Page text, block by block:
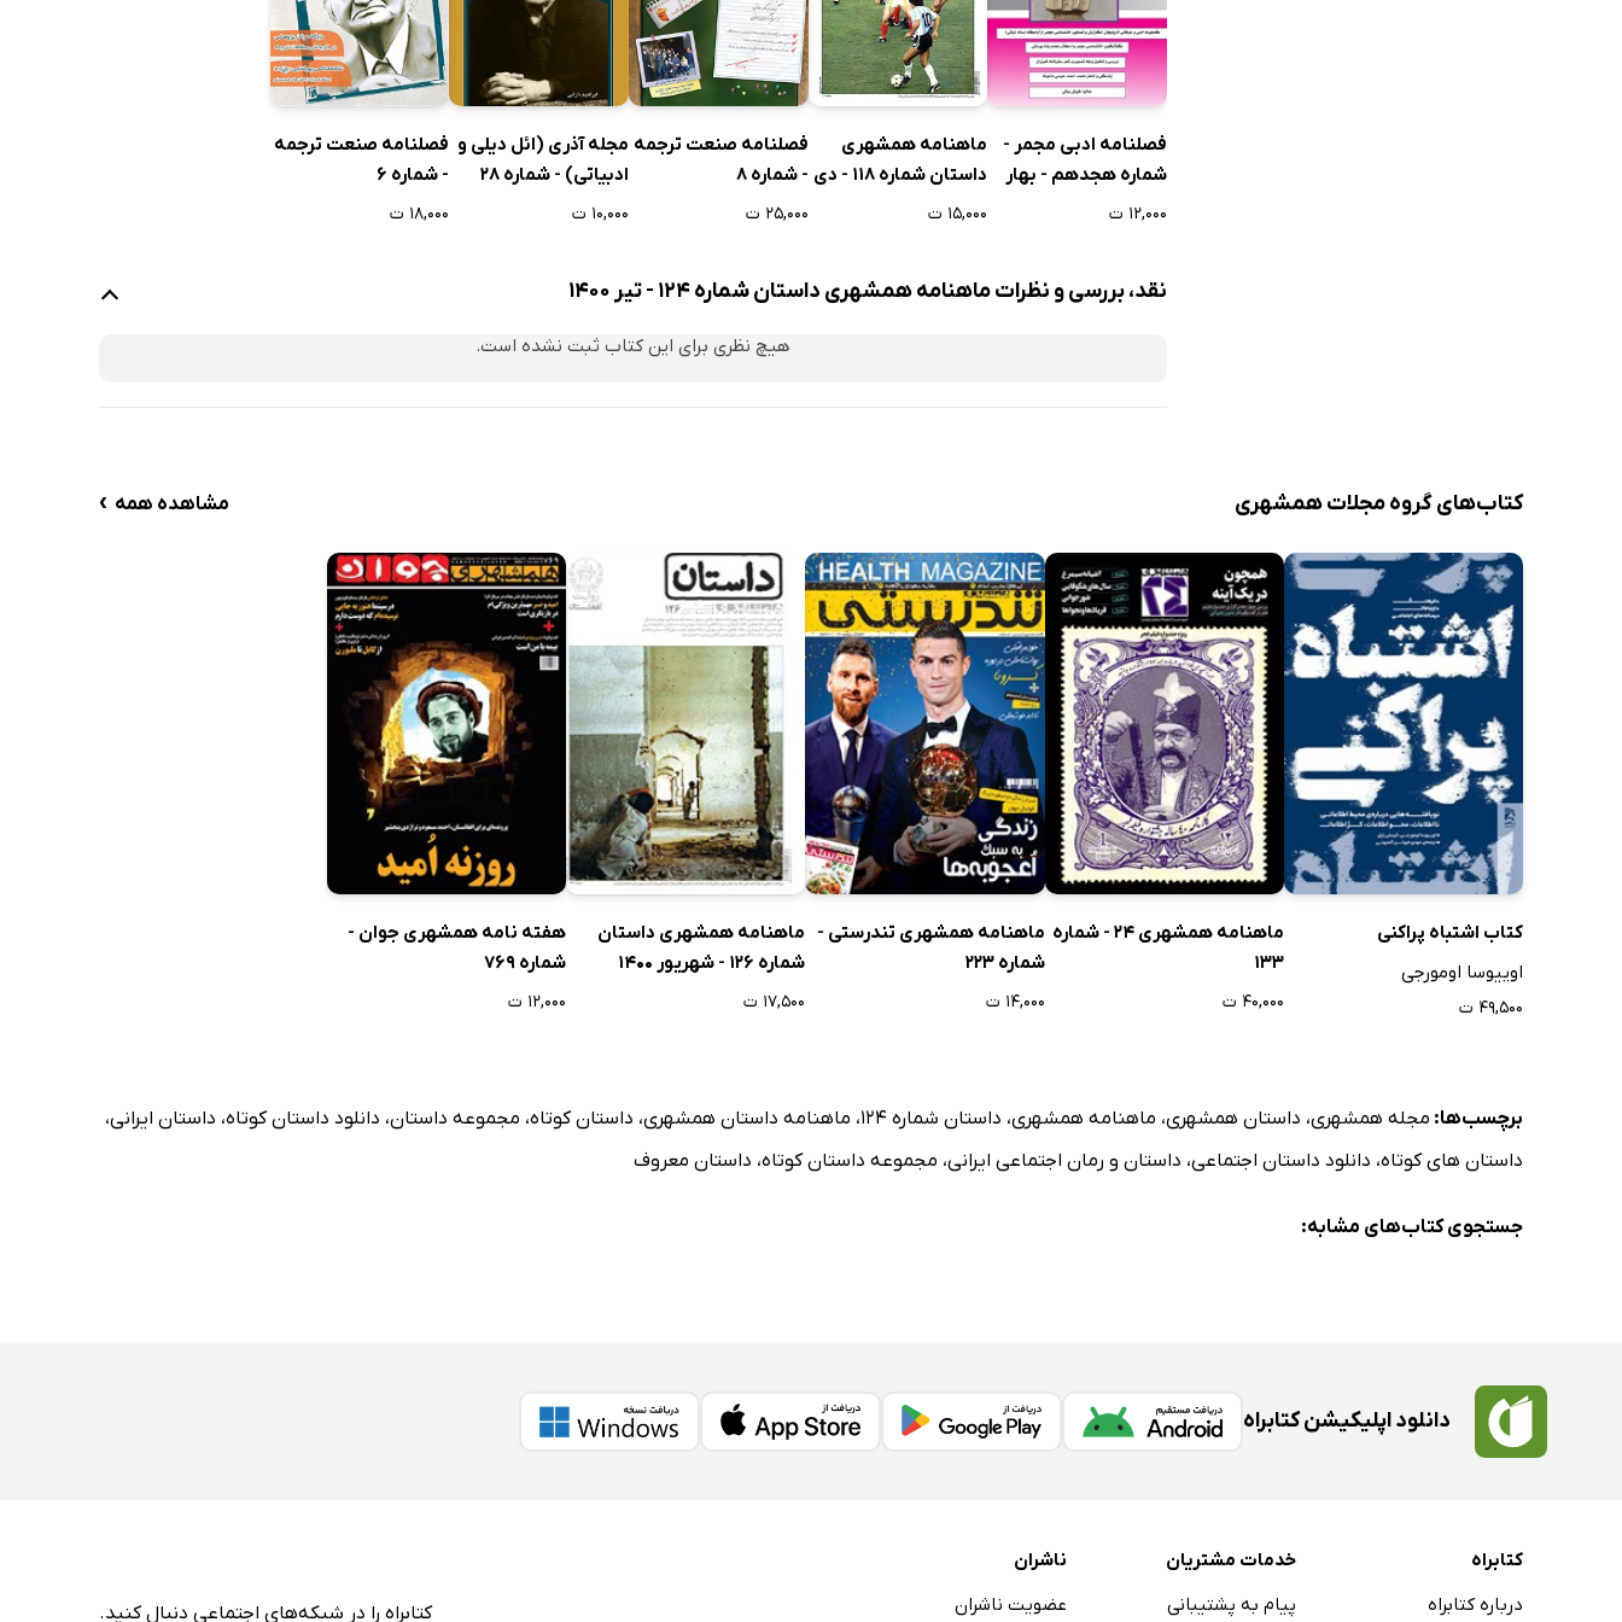
دیونامه: آزی سپهسالار / بابک توانایی
فصلنامه ادبی مجمر -
شماره هجدهم - بهار
1403
۱۲,۰۰۰ ت
ماهنامه همشهری
داستان شماره 118 - دی
1399
۱۵,۰۰۰ ت
فصلنامه صنعت ترجمه
- شماره 8
۲۵,۰۰۰ ت
مجله آذری (ائل دیلی و
ادبیاتی) - شماره 28
۱۰,۰۰۰ ت
فصلنامه صنعت ترجمه
- شماره 6
۱۸,۰۰۰ ت
نقد، بررسی و نظرات ماهنامه همشهری داستان شماره 124 - تیر 1400
هیچ نظری برای این کتاب ثبت نشده است.
کتاب‌های گروه مجلات همشهری مشاهده همه ›
کتاب اشتباه پراکنی
اوییوسا اومورجی
۴۹,۵۰۰ ت
ماهنامه همشهری 24 - شماره
133
۴۰,۰۰۰ ت
ماهنامه همشهری تندرستی -
شماره 223
۱۴,۰۰۰ ت
ماهنامه همشهری داستان
شماره 126 - شهریور 1400
۱۷,۵۰۰ ت
هفته نامه همشهری جوان -
شماره 769
۱۲,۰۰۰ ت
برچسب‌ها: مجله همشهری، داستان همشهری، ماهنامه همشهری، داستان شماره 124 ، ماهنامه داستان همشهری، داستان کوتاه، مجموعه داستان، دانلود داستان کوتاه، داستان ایرانی،
داستان های کوتاه، دانلود داستان اجتماعی، داستان و رمان اجتماعی ایرانی، مجموعه داستان کوتاه، داستان معروف
جستجوی کتاب‌های مشابه:
دانلود اپلیکیشن کتابراه
کتابراه
درباره کتابراه
خدمات مشتریان
پیام به پشتیبانی
ناشران
عضویت ناشران
کتابراه را در شبکه‌های اجتماعی دنبال کنید.